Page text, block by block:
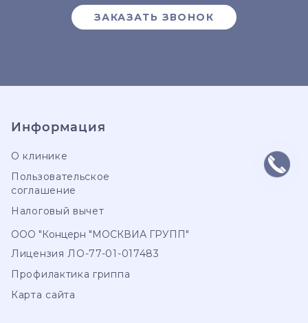
ЗАКАЗАТЬ ЗВОНОК
Информация
О клинике
Пользовательское
соглашение
Налоговый вычет
ООО "Концерн "МОСКВИА ГРУПП"
Лицензия ЛО-77-01-017483
Профилактика гриппа
Карта сайта